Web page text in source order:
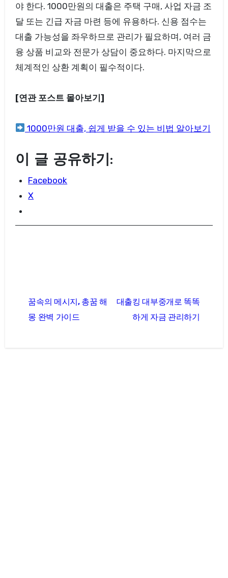
야 한다. 1000만원의 대출은 주택 구매, 사업 자금 조
달 또는 긴급 자금 마련 등에 유용하다. 신용 점수는
대출 가능성을 좌우하므로 관리가 필요하며, 여러 금
융 상품 비교와 전문가 상담이 중요하다. 마지막으로
체계적인 상환 계획이 필수적이다.
[연관 포스트 몰아보기]
1000만원 대출, 쉽게 받을 수 있는 비법 알아보기
이 글 공유하기:
Facebook
X
탐
꿈속의 메시지, 총꿈 해
몽 완벽 가이드
대출킹 대부중개로 똑똑
하게 자금 관리하기